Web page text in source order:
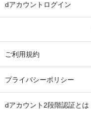
dアカウントログイン
ご利用規約
プライバシーポリシー
dアカウント2段階認証とは